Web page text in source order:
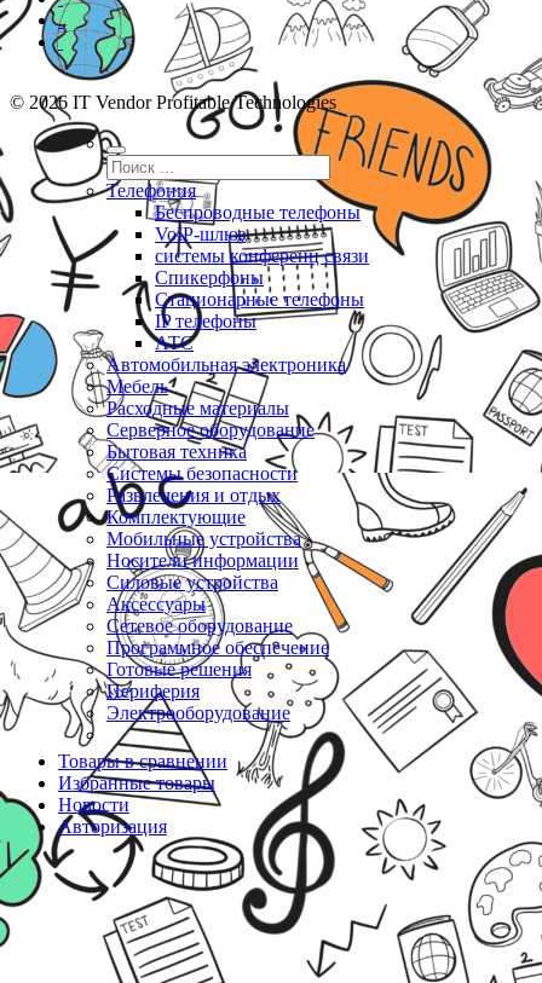
© 2026 IT Vendor Profitable Technologies
Телефония
Беспроводные телефоны
VoIP-шлюз
системы конференц связи
Спикерфоны
Стационарные телефоны
IP телефоны
АТС
Автомобильная электроника
Мебель
Расходные материалы
Серверное оборудование
Бытовая техника
Системы безопасности
Развлечения и отдых
Комплектующие
Мобильные устройства
Носители информации
Силовые устройства
Аксессуары
Сетевое оборудование
Программное обеспечение
Готовые решения
Периферия
Электрооборудование
Товары в сравнении
Избранные товары
Новости
Авторизация